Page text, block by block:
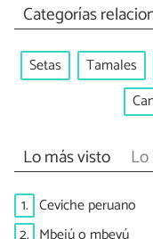
Categorías
Setas Tamales
Lo más visto
1. Ceviche peruano